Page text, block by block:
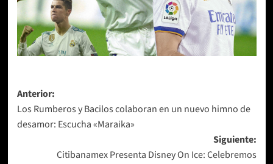
Navegación
de
entradas
Anterior:
Los Rumberos y Bacilos colaboran en un nuevo himno de
desamor: Escucha «Maraika»
Siguiente:
Citibanamex Presenta Disney On Ice: Celebremos